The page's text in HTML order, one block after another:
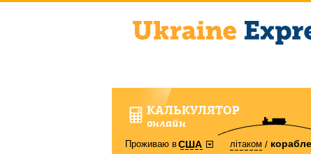
КАЛЬКУЛЯТОР
онлайн
Проживаю вСША літаком